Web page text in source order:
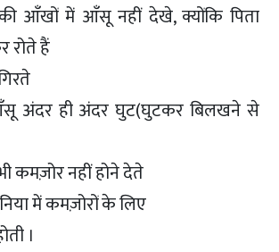
आँखों में आँसू नहीं देखे, क्योंकि पिता
हैं
अंदर ही अंदर घुट(घुटकर बिलखने से
कमज़ोर नहीं होने देते
में कमज़ोरों के लिए
।